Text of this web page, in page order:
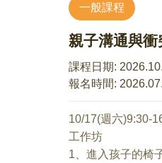
英國國家音樂治療
• 臺大醫院輔助暨
詢師
• 財團法人光仁社
-臺北市私立育仁
• 社團法人小胖威
站｜音樂治療師
課程重點包含：
變得很難聊？理解
*破解孩子的情緒
救訊號。學習如
溫。
*朋友圈裡的求生
慮，如何陪孩子練
*從「說教」轉型
一般課程
親子溝通與
課程日期:
報名時間:
10/17(週六)9:30-
工作坊
1、進入孩子的椅